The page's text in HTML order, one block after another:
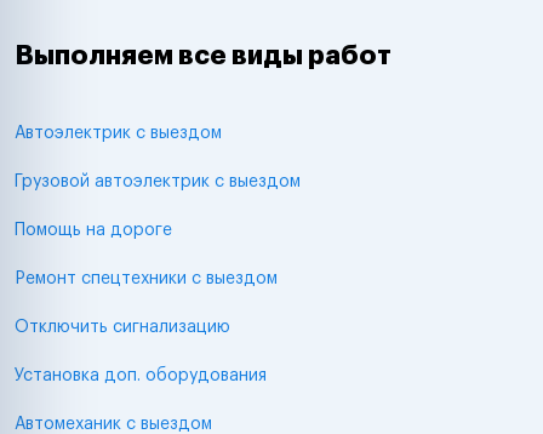
Выполняем все виды работ
Автоэлектрик с выездом
Грузовой автоэлектрик с выездом
Помощь на дороге
Ремонт спецтехники с выездом
Отключить сигнализацию
Установка доп. оборудования
Автомеханик с выездом